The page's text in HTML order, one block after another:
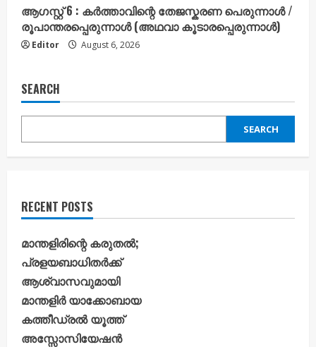
ആഗസ്റ്റ് 6 : കർത്താവിന്റെ തേജസ്കരണ പെരുന്നാൾ /
രൂപാന്തരപ്പെരുന്നാൾ (അഥവാ കൂടാരപ്പെരുന്നാൾ)
Editor August 6, 2026
SEARCH
SEARCH
RECENT POSTS
മാന്തളിരിന്റെ കരുതൽ;
പ്രളയബാധിതർക്ക്
ആശ്വാസവുമായി
മാന്തളിർ യാക്കോബായ
കത്തീഡ്രൽ യൂത്ത്
അസ്സോസിയേഷൻ